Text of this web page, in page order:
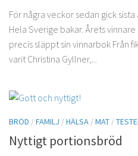
För några veckor sedan gick
Hela Sverige bakar. Årets
precis släppt sin vinnarbok Från
varit Christina Gyllner,...
BRÖD /FAMILJ /HÄLSA /MAT /
Nyttigt portionsbröd